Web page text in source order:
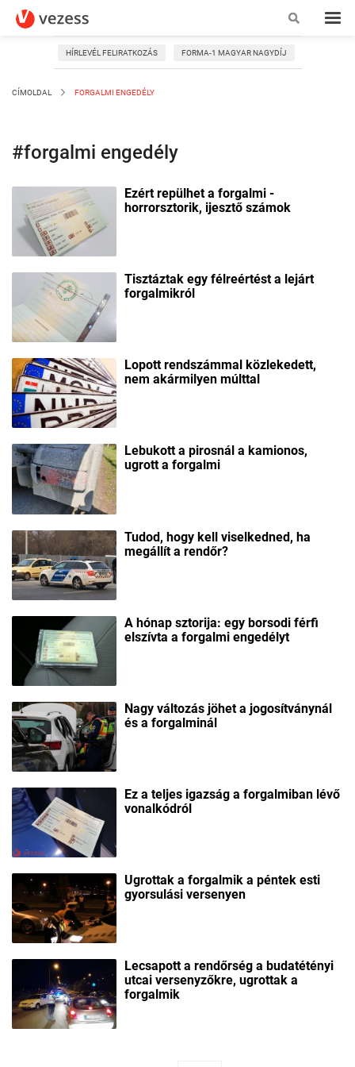
HÍRLEVÉL FELIRATKOZÁS FORMA-1 MAGYAR NAGYDÍJ
CÍMOLDAL FORGALMI ENGEDÉLY
#forgalmi engedély
Ezért repülhet a forgalmi -
horrorsztorik, ijesztő számok
Tisztáztak egy félreértést a lejárt
forgalmikról
Lopott rendszámmal közlekedett,
nem akármilyen múlttal
Lebukott a pirosnál a kamionos,
ugrott a forgalmi
Tudod, hogy kell viselkedned, ha
megállít a rendőr?
A hónap sztorija: egy borsodi férfi
elszívta a forgalmi engedélyt
Nagy változás jöhet a jogosítványnál
és a forgalminál
Ez a teljes igazság a forgalmiban lévő
vonalkódról
Ugrottak a forgalmik a péntek esti
gyorsulási versenyen
Lecsapott a rendőrség a budatétényi
utcai versenyzőkre, ugrottak a
forgalmik